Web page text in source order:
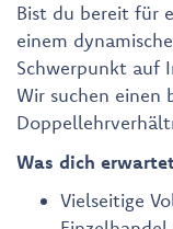
Bist du bereit für
einem
Schwerpunkt auf
Wir suchen einen
Was dich
Vielseitige